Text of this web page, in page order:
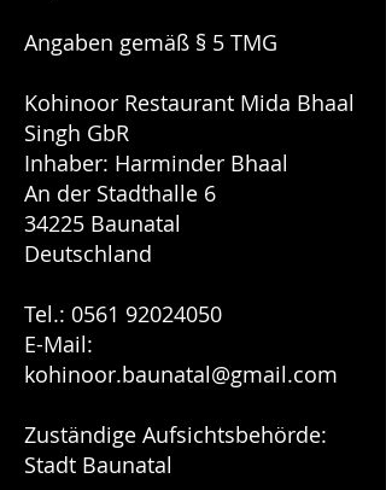
Angaben gemäß § 5 TMG
Kohinoor Restaurant Mida Bhaal
Singh GbR
Inhaber: Harminder Bhaal
An der Stadthalle 6
34225 Baunatal
Deutschland
Tel.: 0561 92024050
E-Mail:
kohinoor.baunatal@gmail.com
Zuständige Aufsichtsbehörde:
Stadt Baunatal